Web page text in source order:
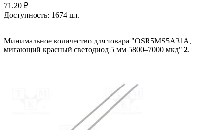
71.20 ₽
Доступность: 1674 шт.
Минимальное количество для товара "OSR5MS5A31A,
мигающий красный светодиод 5 мм 5800–7000 мкд" 2.